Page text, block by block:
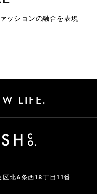
ッションの融合を表現
LIFE.
北6条西18丁目11番